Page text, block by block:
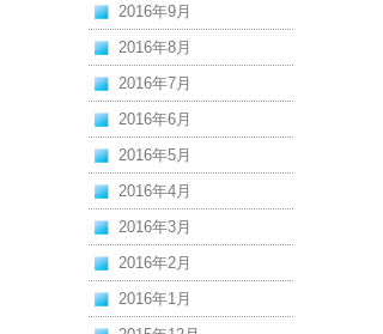
2016年9月
2016年8月
2016年7月
2016年6月
2016年5月
2016年4月
2016年3月
2016年2月
2016年1月